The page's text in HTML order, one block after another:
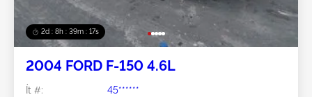
2d : 8h : 39m : 15s
2004 FORD F-150 4.6L
Ít #:
45******